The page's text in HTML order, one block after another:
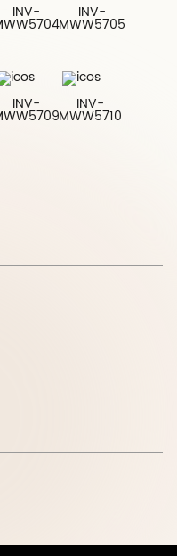
INV- INV-
MWW5705
INV- INV-
MWW5710